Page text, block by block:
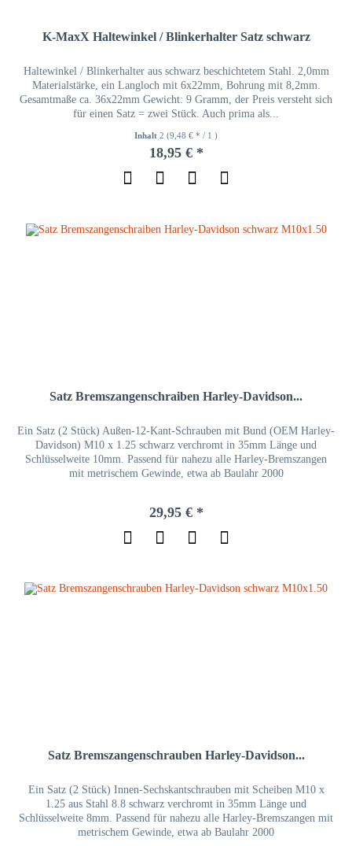
K-MaxX Haltewinkel / Blinkerhalter Satz schwarz
Haltewinkel / Blinkerhalter aus schwarz beschichtetem Stahl. 2,0mm
Materialstärke, ein Langloch mit 6x22mm, Bohrung mit 8,2mm.
Gesamtmaße ca. 36x22mm Gewicht: 9 Gramm, der Preis versteht sich
für einen Satz = zwei Stück. Auch prima als...
Inhalt2(9,48 € * / 1 )
18,95 € *
Satz Bremszangenschraiben Harley-Davidson...
Ein Satz (2 Stück) Außen-12-Kant-Schrauben mit Bund (OEM Harley-
Davidson) M10 x 1.25 schwarz verchromt in 35mm Länge und
Schlüsselweite 10mm. Passend für nahezu alle Harley-Bremszangen
mit metrischem Gewinde, etwa ab Baulahr 2000
29,95 € *
Satz Bremszangenschrauben Harley-Davidson...
Ein Satz (2 Stück) Innen-Sechskantschrauben mit Scheiben M10 x
1.25 aus Stahl 8.8 schwarz verchromt in 35mm Länge und
Schlüsselweite 8mm. Passend für nahezu alle Harley-Bremszangen mit
metrischem Gewinde, etwa ab Baulahr 2000